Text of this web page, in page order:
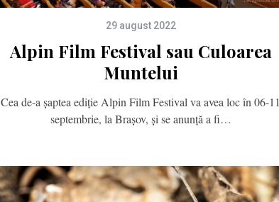
29 august 2022
Alpin Film Festival sau Culoarea
Muntelui
Cea de-a șaptea ediție Alpin Film Festival va avea loc în 06-11
septembrie, la Brașov, și se anunță a fi…